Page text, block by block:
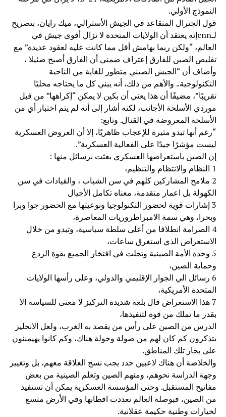
النموذج الأولي.
قول الجنرال المتقاعد في الجيش الأسترالي، ميك رايان، بتصريح
لـcnnإنه يعتقد أن الولايات المتحدة لا تزال أقوى جيش في
العالم، “ولكن ربما بهامش أقل مما كانت عليه لعقود عديدة” مع
تقليص الصين للفارق إعتراف ضمني أن الفارق أصبح ضئيلا ،
وأضاف أن “الجيش الصيني متطور للغاية من الناحية
التكنولوجية.. والأهم من ذلك، أنه يبني كل ما يحتاجه محليًا
تقريبًا”، مضيفًا أن هذا يعني أن بكين لا يمكن “إكراهها” من قبل
موردي الأسلحة الأجانب، لكنه أشار إلى أنه لم يتم اختبار أي من
الأسلحة المعروضة في القتال. وتابع:
“رغم أنها تبدو مثيرة للإعجاب ظاهريًا، إلا أن العروض العسكرية
ليست مؤشرًا جيدًا على الفعالية العسكرية”.
إن الصين باستعراضها العسكري بعثت برسائل منها :
1 النظام والانتظام والتنظيم،
2 ملامح المشاركين كلهم في سن الشباب ، والقيادات في سن
الكهولة بل اعمار متقدمة، معناه تكامل الأجيال
3 إشارات قوية لحضور التكنولوجيا ونوعيتها مع الحضور جوا وبرا
وبحرا، وهي سمة الامبراطروريات المعاصرة،
4 الصرامة انطلاقا من أعلى سلطة سياسية، وتبدو من خلال
الاستعراض الذي استغرق ساعات،
5 وحدة الأمة الصينية وتجلت في افتخار الجميع بقوة الردع
وحماية الصين،
6 رسائل الي الجوار الإقليمي والدولي، وعلى رأسها الولايات
المتحدة الأمريكية،
7 هذا الاستعراض قال بلغة شديدة التركيز لا معنى للسياسة الا
بقدر ما تملك من قوة لتنفيدها،
الدرس من الصين على رأس من يقصد به الغرب، ولعل الانجليز
يتذكرون كم كان لهم من صولة وجولة هناك، وكم كانوا يهيمننون
على بحار تلك المناطق.
والخلاصة أن هناك لاعبين جدد يجب نسج العلاقة معهم، بل وتغيير
وجهة الدراسة نحوهم، ومنهم الصين وتعلم الصينية من بعض
مفاتيح المستقبل. وحتى المؤسسة العسكرية يمكن أن تستفيد
من الصين، فبوصلة العالم تعددت اقطابها وفي الأرض متسع
لخيارات وطنية حكيمة عقلانية.